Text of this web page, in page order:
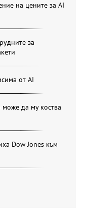
на цените за AI
за
от АІ
да му коства
Dow Jones към